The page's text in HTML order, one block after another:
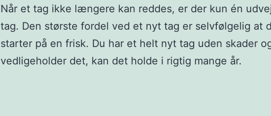
Når et tag ikke længere kan reddes, er der kun én
tag. Den største fordel ved et nyt tag er selvfølgelig at
starter på en frisk. Du har et helt nyt tag uden skader
vedligeholder det, kan det holde i rigtig mange år.